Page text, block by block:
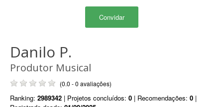
Convidar
Danilo P.
Produtor Musical
(0.0 - 0 avaliações)
Ranking: 2989342 | Projetos concluídos: 0 | Recomendações: 0 |